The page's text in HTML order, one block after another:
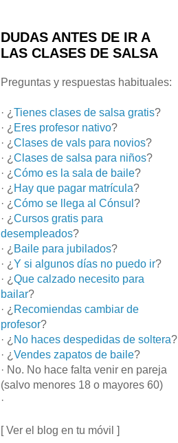
DUDAS ANTES DE IR A
LAS CLASES DE SALSA
Preguntas y respuestas habituales:
· ¿ Tienes clases de salsa gratis?
· ¿ Eres profesor nativo?
· ¿ Clases de vals para novios?
· ¿ Clases de salsa para niños?
· ¿ Cómo es la sala de baile?
· ¿ Hay que pagar matrícula?
· ¿ Cómo se llega al Cónsul ?
· ¿ Cursos gratis para
desempleados?
· ¿ Baile para jubilados?
· ¿ Y si algunos días no puedo ir?
· ¿ Que calzado necesito para
bailar?
· ¿ Recomiendas cambiar de
profesor?
· ¿ No haces despedidas de soltera?
· ¿ Vendes zapatos de baile?
· No. No hace falta venir en pareja
(salvo menores 18 o mayores 60)
·
[ Ver el blog en tu móvil ]